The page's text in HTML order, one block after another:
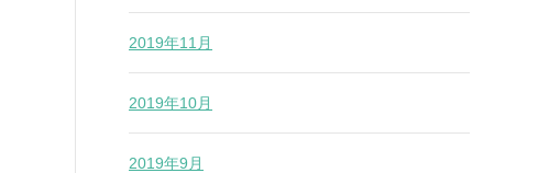
2019年11月
2019年10月
2019年9月